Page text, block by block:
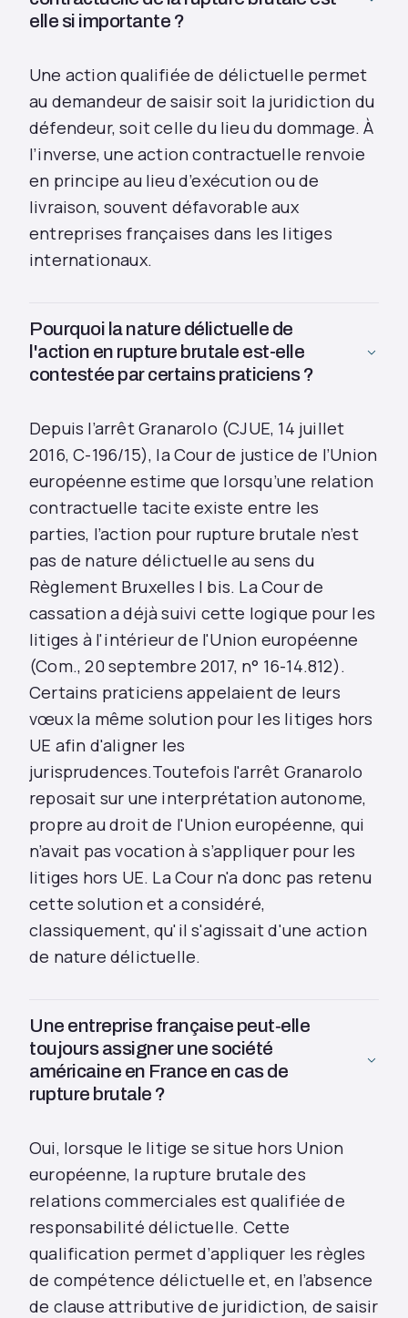
elle si importante ?
Une action qualifiée de délictuelle permet
au demandeur de saisir soit la juridiction du
défendeur, soit celle du lieu du dommage. À
l’inverse, une action contractuelle renvoie
en principe au lieu d’exécution ou de
livraison, souvent défavorable aux
entreprises françaises dans les litiges
internationaux.
Pourquoi la nature délictuelle de
l'action en rupture brutale est-elle
contestée par certains praticiens ?
Depuis l’arrêt Granarolo (CJUE, 14 juillet
2016, C-196/15), la Cour de justice de l’Union
européenne estime que lorsqu’une relation
contractuelle tacite existe entre les
parties, l’action pour rupture brutale n’est
pas de nature délictuelle au sens du
Règlement Bruxelles I bis. La Cour de
cassation a déjà suivi cette logique pour les
litiges à l'intérieur de l'Union européenne
(Com., 20 septembre 2017, n° 16-14.812).
Certains praticiens appelaient de leurs
vœux la même solution pour les litiges hors
UE afin d'aligner les
jurisprudences.Toutefois l'arrêt Granarolo
reposait sur une interprétation autonome,
propre au droit de l'Union européenne, qui
n’avait pas vocation à s’appliquer pour les
litiges hors UE. La Cour n'a donc pas retenu
cette solution et a considéré,
classiquement, qu'il s'agissait d'une action
de nature délictuelle.
Une entreprise française peut‑elle
toujours assigner une société
américaine en France en cas de
rupture brutale ?
Oui, lorsque le litige se situe hors Union
européenne, la rupture brutale des
relations commerciales est qualifiée de
responsabilité délictuelle. Cette
qualification permet d’appliquer les règles
de compétence délictuelle et, en l’absence
de clause attributive de juridiction, de saisir